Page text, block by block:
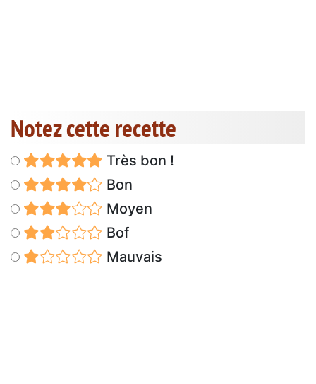
Notez cette recette
Très bon !
Bon
Moyen
Bof
Mauvais